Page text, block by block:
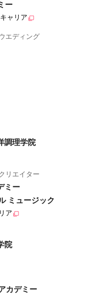
ー
キャリア
エディング
調理学院
リエイター
ミー
ミュージック
ア
院
カデミー